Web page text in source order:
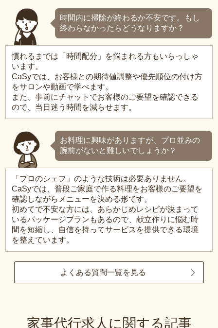
時間内に掃除が終わるか不安です。もし
終わらなかったらどうなりますか？
慣れるまでは「時間配分」を悩まれる方もいらっしゃ
います。
CaSyでは、お客様との期待値調整や優先順位の付け方
をサロンや動画で学べます。
また、事前にチャットでお客様のご要望を確認できる
ので、当日迷う時間を減らせます。
お料理に興味がありますが、プロ並みの
腕前がないと難しいでしょうか？
「プロのシェフ」のような技術は必要ありません。
CaSyでは、普段ご家庭で作る料理をお客様のご要望を
確認しながらメニューを決める形です。
初めてで不安な方には、あらかじめレシピが決まって
いるパッケージプランもあるので、献立作りに悩む時
間を短縮し、自信を持ってサービスを提供できる環境
を整えています。
よくある質問一覧を見る
家事代行求人に関する記事